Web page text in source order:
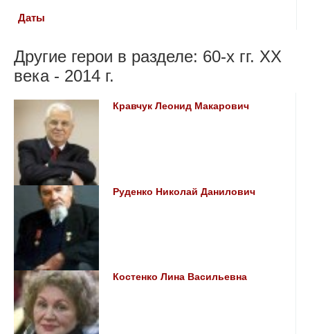
Даты
Другие герои в разделе: 60-х гг. ХХ
века - 2014 г.
Кравчук Леонид Макарович
Руденко Николай Данилович
Костенко Лина Васильевна